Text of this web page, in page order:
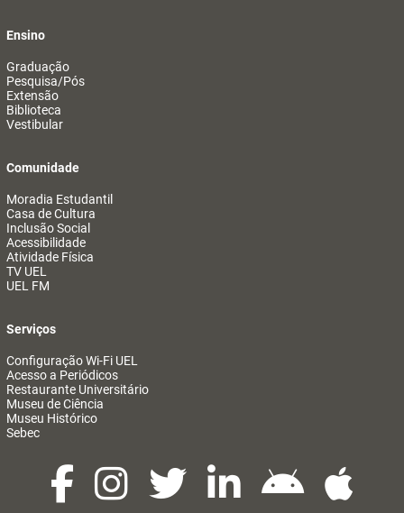
Ensino
Graduação
Pesquisa/Pós
Extensão
Biblioteca
Vestibular
Comunidade
Moradia Estudantil
Casa de Cultura
Inclusão Social
Acessibilidade
Atividade Física
TV UEL
UEL FM
Serviços
Configuração Wi-Fi UEL
Acesso a Periódicos
Restaurante Universitário
Museu de Ciência
Museu Histórico
Sebec